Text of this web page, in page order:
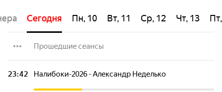
Сегодня Пн, 10 Вт, 11 Ср, 12 Чт, 13
Прошедшие сеансы
Вне зоны. Айские притёсы
23:42 Налибоки-2026 - Александр Неделько